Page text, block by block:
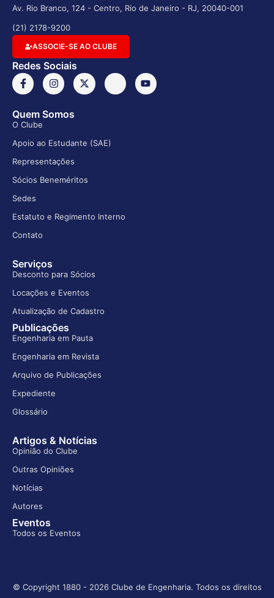
Av. Rio Branco, 124 - Centro, Rio de Janeiro - RJ, 20040-001
(21) 2178-9200
ASSOCIE-SE AO CLUBE
Redes Sociais
Quem Somos
O Clube
Apoio ao Estudante (SAE)
Representações
Sócios Beneméritos
Sedes
Estatuto e Regimento Interno
Contato
Serviços
Desconto para Sócios
Locações e Eventos
Atualização de Cadastro
Publicações
Engenharia em Pauta
Engenharia em Revista
Arquivo de Publicações
Expediente
Glossário
Artigos & Notícias
Opinião do Clube
Outras Opiniões
Notícias
Autores
Eventos
Todos os Eventos
© Copyright 1880 - 2026 Clube de Engenharia. Todos os direitos